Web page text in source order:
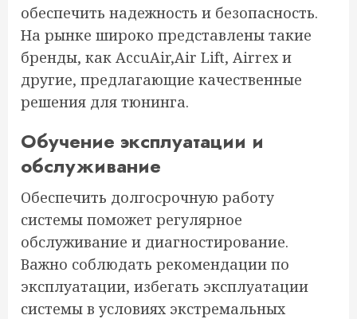
обеспечить надежность и безопасность.
На рынке широко представлены такие
бренды, как AccuAir,Air Lift, Airrex и
другие, предлагающие качественные
решения для тюнинга.
Обучение эксплуатации и
обслуживание
Обеспечить долгосрочную работу
системы поможет регулярное
обслуживание и диагностирование.
Важно соблюдать рекомендации по
эксплуатации, избегать эксплуатации
системы в условиях экстремальных